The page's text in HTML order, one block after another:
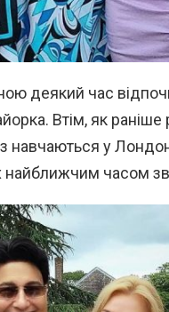
деякий час
Втім, як раніше
навчаються у
найближчим часом